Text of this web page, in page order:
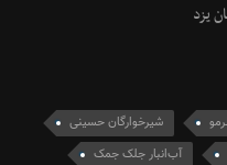
یزد
شیرخوارگان حسینی
آب‌انبار جلک جمک